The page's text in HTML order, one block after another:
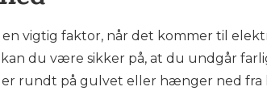
vigtig faktor, når det kommer til
du være sikker på, at du undgår
rundt på gulvet eller hænger ned